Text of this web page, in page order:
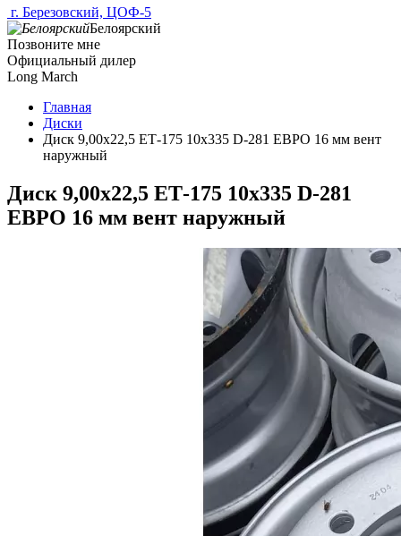
г. Березовский, ЦОФ-5
Белоярский
Позвоните мне
Официальный дилер
Long March
Главная
Диски
Диск 9,00х22,5 ЕТ-175 10х335 D-281 ЕВРО 16 мм вент
наружный
Диск 9,00х22,5 ЕТ-175 10х335 D-281
ЕВРО 16 мм вент наружный